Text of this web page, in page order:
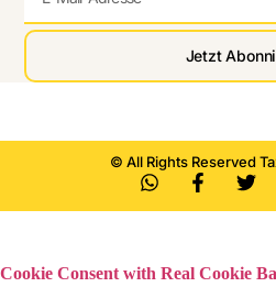
Jetzt
© All Rights Reserved
Cookie Consent with Real Cookie